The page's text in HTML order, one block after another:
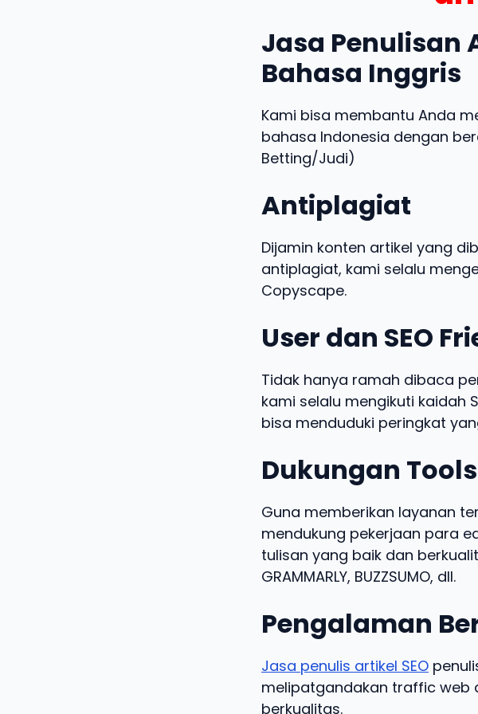
Jasa Penulisan
Bahasa Inggris
Kami bisa membantu Anda
bahasa Indonesia dengan
Betting/Judi)
Antiplagiat
Dijamin konten artikel yang
antiplagiat, kami selalu
Copyscape.
User dan SEO
Tidak hanya ramah dibaca
kami selalu mengikuti kaidah
bisa menduduki peringkat
Dukungan
Guna memberikan layanan
mendukung pekerjaan para
tulisan yang baik dan
GRAMMARLY, BUZZSUMO, dll.
Pengalaman
Jasa penulis artikel SEO
melipatgandakan traffic web
berkualitas.